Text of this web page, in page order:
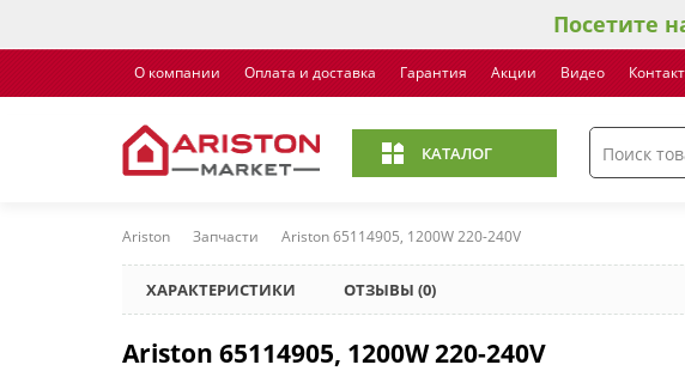
Посетите
О компании Оплата и доставка Гарантия Акции Видео
КАТАЛОГ
Ariston Запчасти Ariston 65114905, 1200W 220-240V
ХАРАКТЕРИСТИКИ ОТЗЫВЫ (0)
Ariston 65114905, 1200W 220-240V